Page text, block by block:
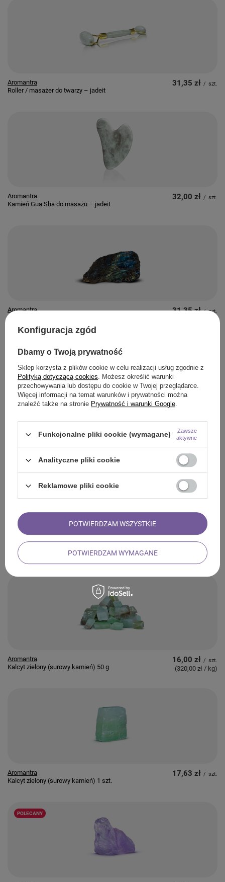
Aromantra
Roller / masażer do twarzy – jadeit
31,35 zł / szt.
Aromantra
Kamień Gua Sha do masażu – jadeit
32,00 zł / szt.
Aromantra
Labradoryt (surowy kamień) 1 szt.
31,35 zł / szt.
Aromantra
Agat (surowy kamień) 1 szt.
9,79 zł
Aromantra
Czarny turmalin (surowy kamień) 50
19,00 zł
(380,00 zł / kg
Aromantra
Kalcyt zielony (surowy kamień) 50 g
16,00 zł / szt.
(320,00 zł / kg)
Aromantra
Kalcyt zielony (surowy kamień) 1 szt.
17,63 zł / szt.
POLECANY
Konfiguracja zgód
Dbamy o Twoją prywatność
Sklep korzysta z plików cookie w celu realizacji usług zgodnie z
Polityką dotyczącą cookies. Możesz określić warunki
przechowywania lub dostępu do cookie w Twojej przeglądarce.
Więcej informacji na temat warunków i prywatności można
znaleźć także na stronie Prywatność i warunki Google.
Funkcjonalne pliki cookie (wymagane)
Zawsze
aktywne
Analityczne pliki cookie
Reklamowe pliki cookie
POTWIERDZAM WYMAGANE
POTWIERDZAM WSZYSTKIE